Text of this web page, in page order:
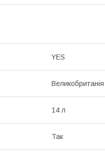
YES
Великобританія
14 л
Так